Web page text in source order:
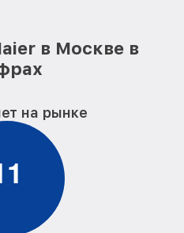
машины
от 2800₽
в Москве в
на рынке
1